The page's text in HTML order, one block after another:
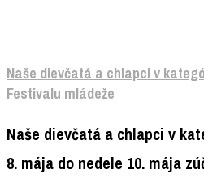
Naše dievčatá a chlapci v
Festivalu mládeže
Naše dievčatá a chlapci v
8. mája do nedele 10. mája